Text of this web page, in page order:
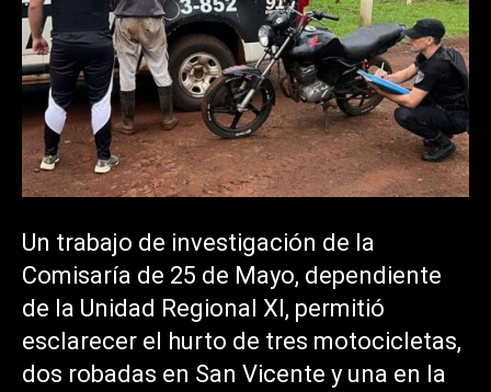
Un trabajo de investigación de la
Comisaría de 25 de Mayo, dependiente
de la Unidad Regional XI, permitió
esclarecer el hurto de tres motocicletas,
dos robadas en San Vicente y una en la